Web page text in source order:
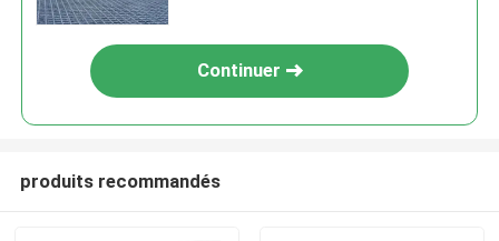
Continuer
produits recommandés